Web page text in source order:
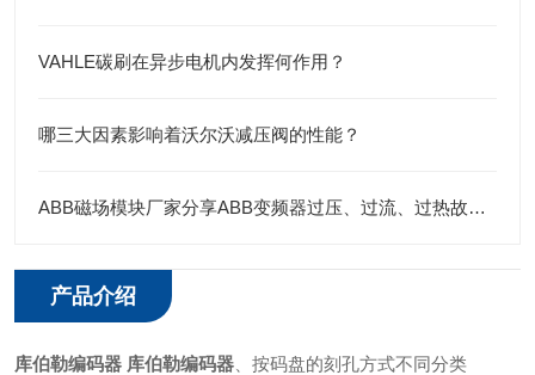
VAHLE碳刷在异步电机内发挥何作用？
哪三大因素影响着沃尔沃减压阀的性能？
ABB磁场模块厂家分享ABB变频器过压、过流、过热故障实例
产品介绍
库伯勒编码器 库伯勒编码器 、按码盘的刻孔方式不同分类